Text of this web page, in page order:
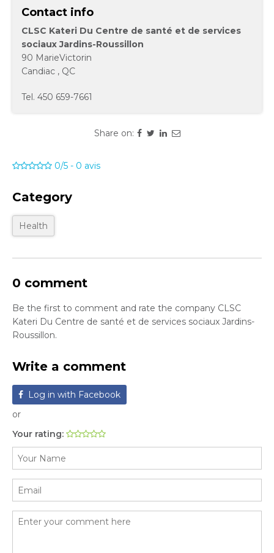
Contact info
CLSC Kateri Du Centre de santé et de services
sociaux Jardins-Roussillon
90 MarieVictorin
Candiac , QC
Tel. 450 659-7661
Share on:
0/5 - 0 avis
Category
Health
0 comment
Be the first to comment and rate the company CLSC
Kateri Du Centre de santé et de services sociaux Jardins-
Roussillon.
Write a comment
Log in with Facebook
or
Your rating: